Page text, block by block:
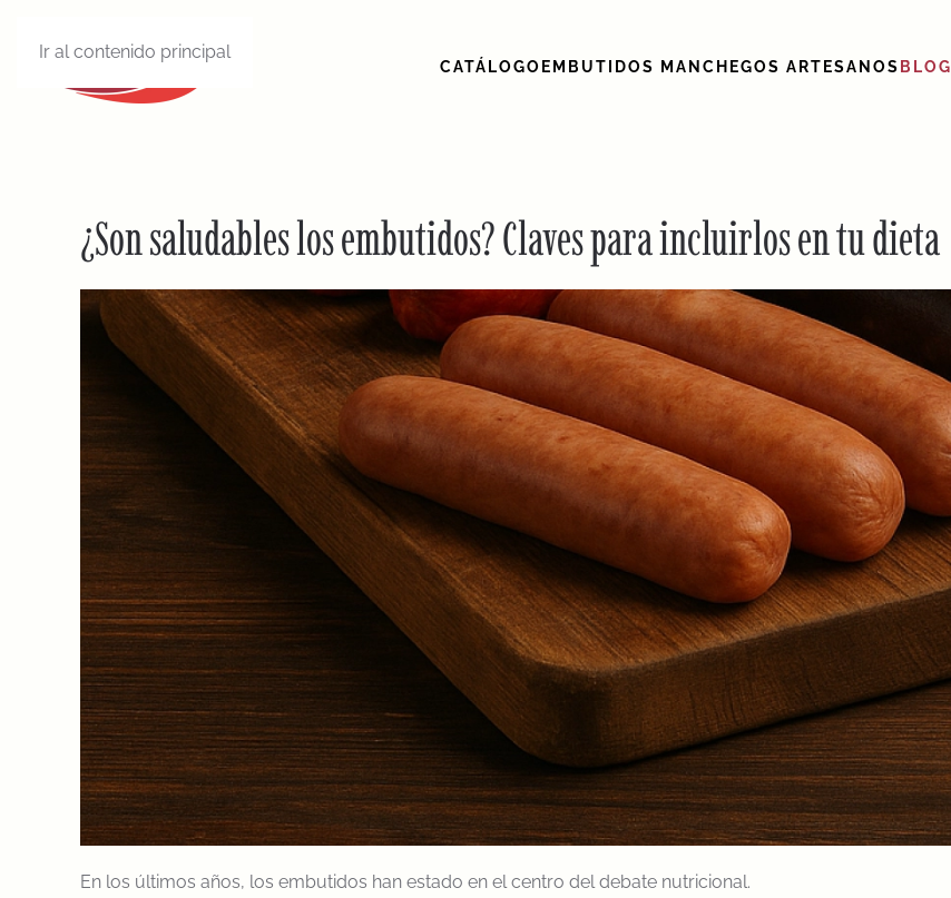
Ir al contenido principal
CATÁLOGO EMBUTIDOS MANCHEGOS ARTESANOS BLOG
¿Son saludables los embutidos? Claves para incluirlos en tu dieta
En los últimos años, los embutidos han estado en el centro del debate nutricional.